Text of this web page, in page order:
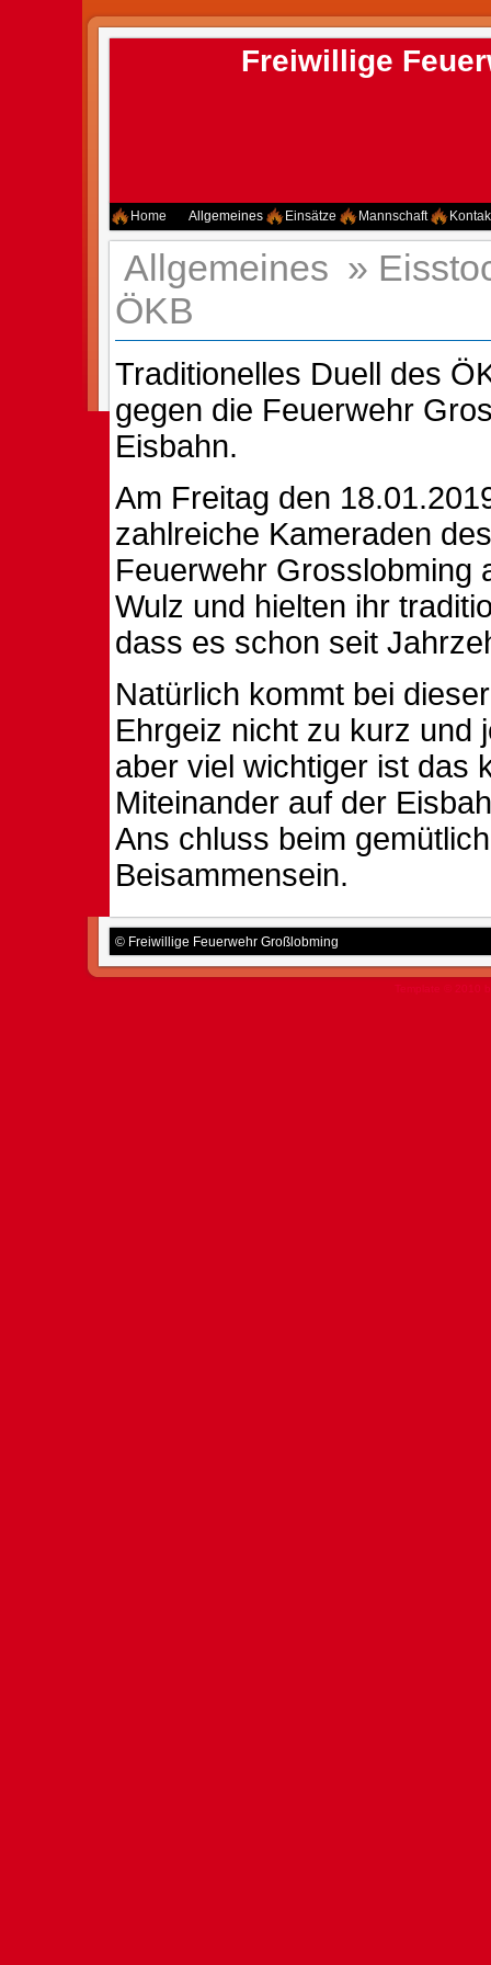
Freiwillige
Home Allgemeines Einsätze Mannschaft
Allgemeines »
ÖKB
Traditionelles Duell des
gegen die Feuerwehr
Eisbahn.
Am Freitag den
zahlreiche Kameraden
Feuerwehr Grosslobming
Wulz und hielten ihr
dass es schon seit
Natürlich kommt bei
Ehrgeiz nicht zu kurz und
aber viel wichtiger ist das
Miteinander auf der
Ans chluss beim
Beisammensein.
© Freiwillige Feuerwehr Großlobming